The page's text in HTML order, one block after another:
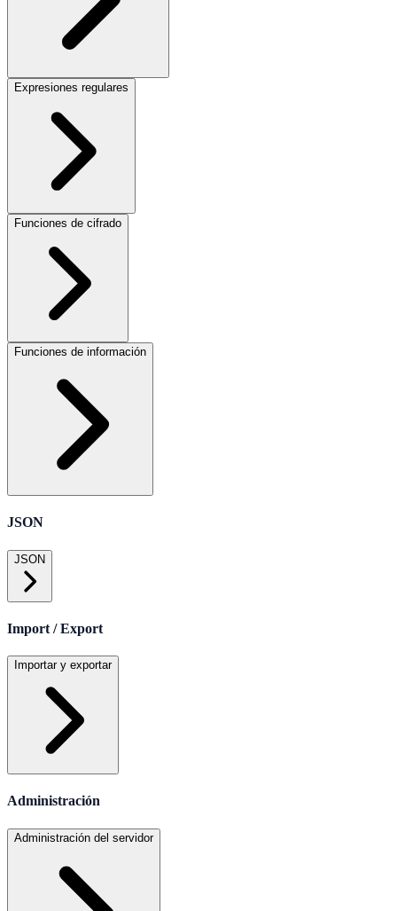
Expresiones regulares
Funciones de cifrado
Funciones de información
JSON
JSON
Import / Export
Importar y exportar
Administración
Administración del servidor